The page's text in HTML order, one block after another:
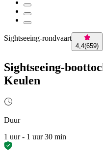
Sightseeing-rondvaart
4,4(659)
Sightseeing-
Keulen
Duur
1 uur - 1 uur 30 min